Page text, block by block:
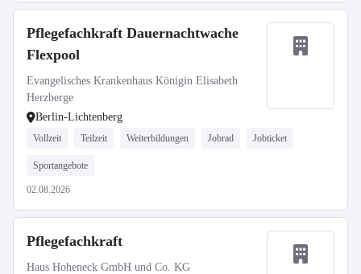
Pflegefachkraft Dauernachtwache
Flexpool
Evangelisches Krankenhaus Königin Elisabeth
Herzberge
Berlin-Lichtenberg
Vollzeit Teilzeit Weiterbildungen Jobrad Jobticket
Sportangebote
02.08.2026
Pflegefachkraft
Haus Hoheneck GmbH und Co. KG